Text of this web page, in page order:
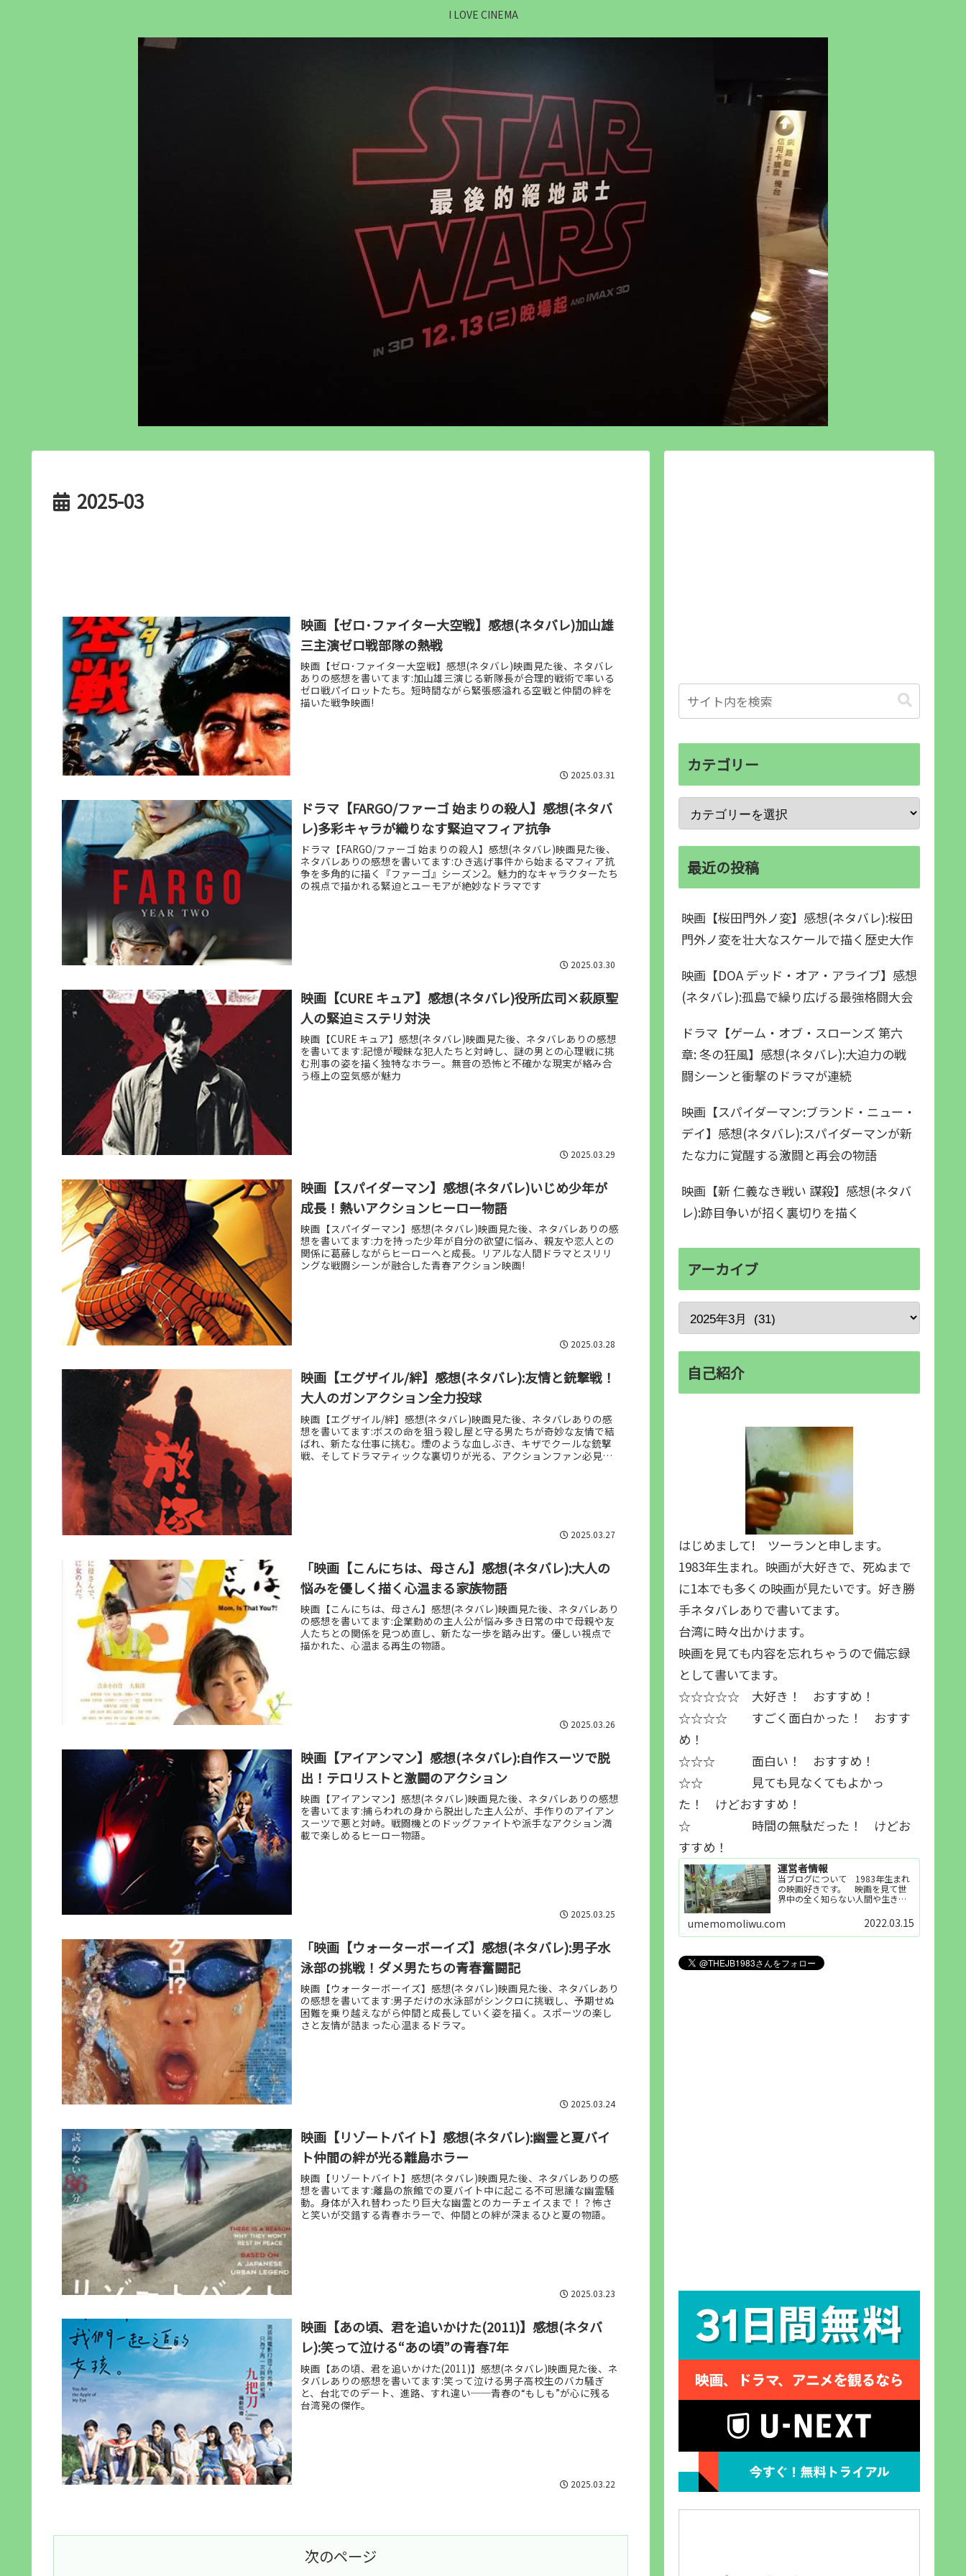
I LOVE CINEMA
2025-03
映画【ゼロ･ファイター大空戦】感想(ネタバレ)加山雄
三主演ゼロ戦部隊の熱戦
映画【ゼロ･ファイター大空戦】感想(ネタバレ)映画見た後、ネタバレ
ありの感想を書いてます:加山雄三演じる新隊長が合理的戦術で率いる
ゼロ戦パイロットたち。短時間ながら緊張感溢れる空戦と仲間の絆を
描いた戦争映画!
2025.03.31
ドラマ【FARGO/ファーゴ 始まりの殺人】感想(ネタバ
レ)多彩キャラが織りなす緊迫マフィア抗争
ドラマ【FARGO/ファーゴ 始まりの殺人】感想(ネタバレ)映画見た後、
ネタバレありの感想を書いてます:ひき逃げ事件から始まるマフィア抗
争を多角的に描く『ファーゴ』シーズン2。魅力的なキャラクターたち
の視点で描かれる緊迫とユーモアが絶妙なドラマです
2025.03.30
映画【CURE キュア】感想(ネタバレ)役所広司×萩原聖
人の緊迫ミステリ対決
映画【CURE キュア】感想(ネタバレ)映画見た後、ネタバレありの感想
を書いてます:記憶が曖昧な犯人たちと対峙し、謎の男との心理戦に挑
む刑事の姿を描く独特なホラー。無音の恐怖と不確かな現実が絡み合
う極上の空気感が魅力
2025.03.29
映画【スパイダーマン】感想(ネタバレ)いじめ少年が
成長！熱いアクションヒーロー物語
映画【スパイダーマン】感想(ネタバレ)映画見た後、ネタバレありの感
想を書いてます:力を持った少年が自分の欲望に悩み、親友や恋人との
関係に葛藤しながらヒーローへと成長。リアルな人間ドラマとスリリ
ングな戦闘シーンが融合した青春アクション映画!
2025.03.28
映画【エグザイル/絆】感想(ネタバレ):友情と銃撃戦！
大人のガンアクション全力投球
映画【エグザイル/絆】感想(ネタバレ)映画見た後、ネタバレありの感
想を書いてます:ボスの命を狙う殺し屋と守る男たちが奇妙な友情で結
ばれ、新たな仕事に挑む。煙のような血しぶき、キザでクールな銃撃
戦、そしてドラマティックな裏切りが光る、アクションファン必見の
2025.03.27
「映画【こんにちは、母さん】感想(ネタバレ):大人の
悩みを優しく描く心温まる家族物語
映画【こんにちは、母さん】感想(ネタバレ)映画見た後、ネタバレあり
の感想を書いてます:企業勤めの主人公が悩み多き日常の中で母親や友
人たちとの関係を見つめ直し、新たな一歩を踏み出す。優しい視点で
描かれた、心温まる再生の物語。
2025.03.26
映画【アイアンマン】感想(ネタバレ):自作スーツで脱
出！テロリストと激闘のアクション
映画【アイアンマン】感想(ネタバレ)映画見た後、ネタバレありの感想
を書いてます:捕らわれの身から脱出した主人公が、手作りのアイアン
スーツで悪と対峙。戦闘機とのドッグファイトや派手なアクション満
載で楽しめるヒーロー物語。
2025.03.25
「映画【ウォーターボーイズ】感想(ネタバレ):男子水
泳部の挑戦！ダメ男たちの青春奮闘記
映画【ウォーターボーイズ】感想(ネタバレ)映画見た後、ネタバレあり
の感想を書いてます:男子だけの水泳部がシンクロに挑戦し、予期せぬ
困難を乗り越えながら仲間と成長していく姿を描く。スポーツの楽し
さと友情が詰まった心温まるドラマ。
2025.03.24
映画【リゾートバイト】感想(ネタバレ):幽霊と夏バイ
ト仲間の絆が光る離島ホラー
映画【リゾートバイト】感想(ネタバレ)映画見た後、ネタバレありの感
想を書いてます:離島の旅館での夏バイト中に起こる不可思議な幽霊騒
動。身体が入れ替わったり巨大な幽霊とのカーチェイスまで！？怖さ
と笑いが交錯する青春ホラーで、仲間との絆が深まるひと夏の物語。
2025.03.23
映画【あの頃、君を追いかけた(2011)】感想(ネタバ
レ):笑って泣ける“あの頃”の青春7年
映画【あの頃、君を追いかけた(2011)】感想(ネタバレ)映画見た後、ネ
タバレありの感想を書いてます:笑って泣ける男子高校生のバカ騒ぎ
と、台北でのデート、進路、すれ違い──青春の“もしも”が心に残る
台湾発の傑作。
2025.03.22
次のページ
カテゴリー
最近の投稿
映画【桜田門外ノ変】感想(ネタバレ):桜田
門外ノ変を壮大なスケールで描く歴史大作
映画【DOA デッド・オア・アライブ】感想
(ネタバレ):孤島で繰り広げる最強格闘大会
ドラマ【ゲーム・オブ・スローンズ 第六
章: 冬の狂風】感想(ネタバレ):大迫力の戦
闘シーンと衝撃のドラマが連続
映画【スパイダーマン:ブランド・ニュー・
デイ】感想(ネタバレ):スパイダーマンが新
たな力に覚醒する激闘と再会の物語
映画【新 仁義なき戦い 謀殺】感想(ネタバ
レ):跡目争いが招く裏切りを描く
アーカイブ
自己紹介
はじめまして! ツーランと申します。
1983年生まれ。映画が大好きで、死ぬまで
に1本でも多くの映画が見たいです。好き勝
手ネタバレありで書いてます。
台湾に時々出かけます。
映画を見ても内容を忘れちゃうので備忘録
として書いてます。
☆☆☆☆☆ 大好き！ おすすめ！
☆☆☆☆ すごく面白かった！ おすす
め！
☆☆☆ 面白い！ おすすめ！
☆☆ 見ても見なくてもよかっ
た！ けどおすすめ！
☆ 時間の無駄だった！ けどお
すすめ！
運営者情報
当ブログについて 1983年生まれ
の映画好きです。 映画を見て世
界中の全く知らない人間や生き物
世界知らない世界に触れることが
好きで映画を見てます。「映画を
見られれば幸福度を高い」とわか
umemomoliwu.com 2022.03.15